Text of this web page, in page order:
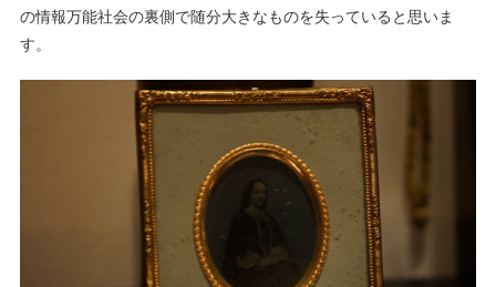
の情報万能社会の裏側で随分大きなものを失っていると思いま
す。